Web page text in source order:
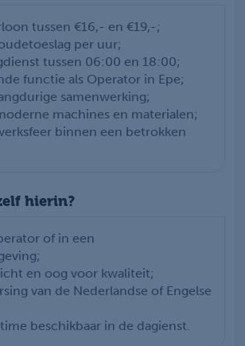
een verwarmde cabine. Samen met je
ervoor dat de dagelijkse planning wordt
veilig en efficiënt verloopt.
tussen €16,- en €19,-;
per uur;
tussen 06:00 en 18:00;
functie als Operator in Epe;
samenwerking;
machines en materialen;
binnen een betrokken
hierin?
of in een
en oog voor kwaliteit;
van de Nederlandse of Engelse
beschikbaar in de dagienst.